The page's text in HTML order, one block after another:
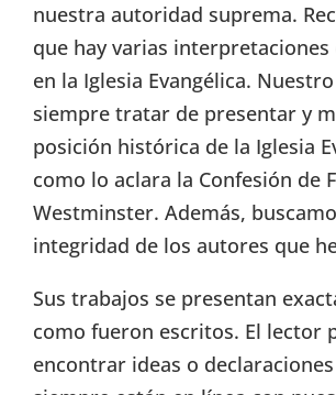
nuestra autoridad suprema.
que hay varias interpretaciones
en la Iglesia Evangélica.
siempre tratar de presentar y
posición histórica de la Iglesia
como lo aclara la Confesión de
Westminster. Además,
integridad de los autores que
Sus trabajos se presentan
como fueron escritos. El lector
encontrar ideas o